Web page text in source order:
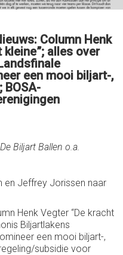
Column Henk
kleine”; alles over
een mooi biljart-,
Biljart Ballen o.a.
en Jeffrey Jorissen naar
Henk Vegter “De kracht
Biljartlakens
een mooi biljart-,
subsidie voor